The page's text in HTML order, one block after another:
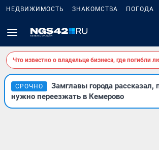
НЕДВИЖИМОСТЬ ЗНАКОМСТВА ПОГОДА
Что известно о владельце бизнеса, где погибли
СРОЧНО
Замглавы города рассказал,
нужно переезжать в Кемерово